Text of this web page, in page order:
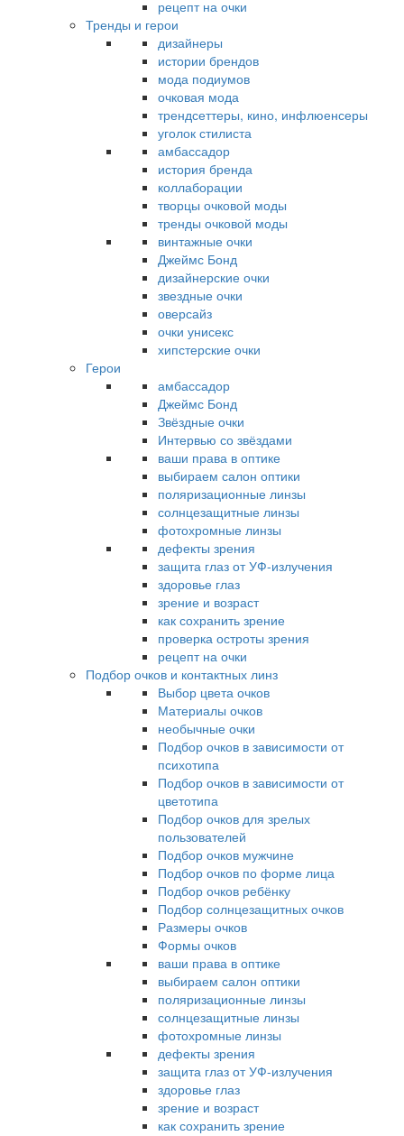
рецепт на очки
Тренды и герои
дизайнеры
истории брендов
мода подиумов
очковая мода
трендсеттеры, кино, инфлюенсеры
уголок стилиста
амбассадор
история бренда
коллаборации
творцы очковой моды
тренды очковой моды
винтажные очки
Джеймс Бонд
дизайнерские очки
звездные очки
оверсайз
очки унисекс
хипстерские очки
Герои
амбассадор
Джеймс Бонд
Звёздные очки
Интервью со звёздами
ваши права в оптике
выбираем салон оптики
поляризационные линзы
солнцезащитные линзы
фотохромные линзы
дефекты зрения
защита глаз от УФ-излучения
здоровье глаз
зрение и возраст
как сохранить зрение
проверка остроты зрения
рецепт на очки
Подбор очков и контактных линз
Выбор цвета очков
Материалы очков
необычные очки
Подбор очков в зависимости от
психотипа
Подбор очков в зависимости от
цветотипа
Подбор очков для зрелых
пользователей
Подбор очков мужчине
Подбор очков по форме лица
Подбор очков ребёнку
Подбор солнцезащитных очков
Размеры очков
Формы очков
ваши права в оптике
выбираем салон оптики
поляризационные линзы
солнцезащитные линзы
фотохромные линзы
дефекты зрения
защита глаз от УФ-излучения
здоровье глаз
зрение и возраст
как сохранить зрение